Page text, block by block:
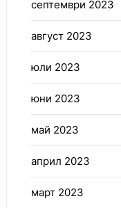
септември 2023
август 2023
юли 2023
юни 2023
май 2023
април 2023
март 2023